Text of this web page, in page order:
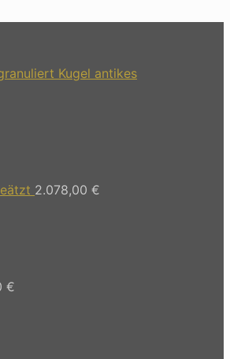
Kugel antikes
2.078,00 €
€